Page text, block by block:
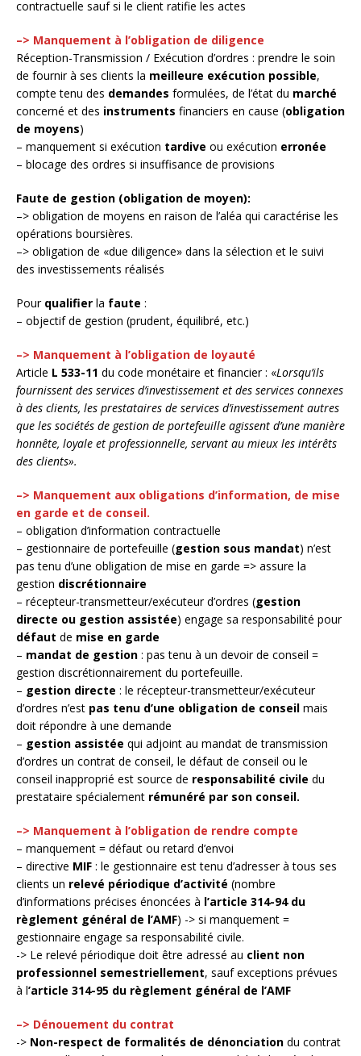
contractuelle sauf si le client ratifie les actes
–> Manquement à l’obligation de diligence
Réception-Transmission / Exécution d’ordres : prendre le soin
de fournir à ses clients la meilleure exécution possible,
compte tenu des demandes formulées, de l’état du marché
concerné et des instruments financiers en cause (obligation
de moyens)
– manquement si exécution tardive ou exécution erronée
– blocage des ordres si insuffisance de provisions
Faute de gestion (obligation de moyen):
–> obligation de moyens en raison de l’aléa qui caractérise les
opérations boursières.
–> obligation de «due diligence» dans la sélection et le suivi
des investissements réalisés
Pour qualifier la faute :
– objectif de gestion (prudent, équilibré, etc.)
–> Manquement à l’obligation de loyauté
Article L 533-11 du code monétaire et financier : «Lorsqu’ils
fournissent des services d’investissement et des services connexes
à des clients, les prestataires de services d’investissement autres
que les sociétés de gestion de portefeuille agissent d’une manière
honnête, loyale et professionnelle, servant au mieux les intérêts
des clients».
–> Manquement aux obligations d’information, de mise
en garde et de conseil.
– obligation d’information contractuelle
– gestionnaire de portefeuille (gestion sous mandat) n’est
pas tenu d’une obligation de mise en garde => assure la
gestion discrétionnaire
– récepteur-transmetteur/exécuteur d’ordres (gestion
directe ou gestion assistée) engage sa responsabilité pour
défaut de mise en garde
– mandat de gestion : pas tenu à un devoir de conseil =
gestion discrétionnairement du portefeuille.
– gestion directe : le récepteur-transmetteur/exécuteur
d’ordres n’est pas tenu d’une obligation de conseil mais
doit répondre à une demande
– gestion assistée qui adjoint au mandat de transmission
d’ordres un contrat de conseil, le défaut de conseil ou le
conseil inapproprié est source de responsabilité civile du
prestataire spécialement rémunéré par son conseil.
–> Manquement à l’obligation de rendre compte
– manquement = défaut ou retard d’envoi
– directive MIF : le gestionnaire est tenu d’adresser à tous ses
clients un relevé périodique d’activité (nombre
d’informations précises énoncées à l’article 314-94 du
règlement général de l’AMF) -> si manquement =
gestionnaire engage sa responsabilité civile.
-> Le relevé périodique doit être adressé au client non
professionnel semestriellement, sauf exceptions prévues
à l’article 314-95 du règlement général de l’AMF
–> Dénouement du contrat
-> Non-respect de formalités de dénonciation du contrat